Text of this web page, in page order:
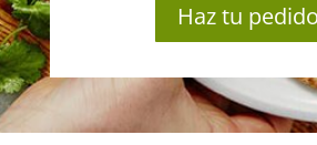
Haz tu pedido